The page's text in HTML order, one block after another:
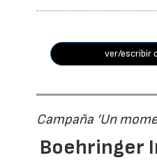
ver/escribir
Campaña ‘Un
Boehringer